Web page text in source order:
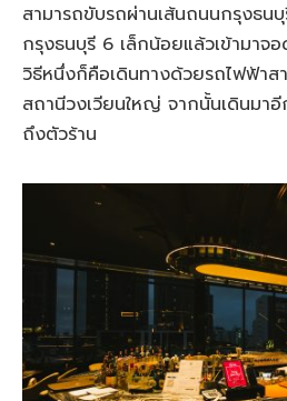
สามารถขับรถผ่านเส้นถนนกรุงธนบุ
กรุงธนบุรี 6 เล็กน้อยแล้วเข้ามาจ
วิธีหนึ่งก็คือเดินทางด้วยรถไฟฟ้าส
สถานีวงเวียนใหญ่ จากนั้นเดินมา
ถึงตัวร้าน